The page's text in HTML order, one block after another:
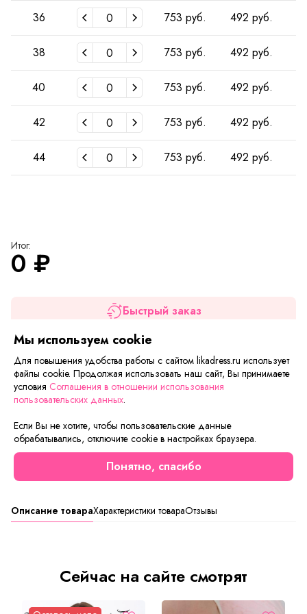
36 753 руб. 492 руб.
38 753 руб. 492 руб.
40 753 руб. 492 руб.
42 753 руб. 492 руб.
44 753 руб. 492 руб.
Итог:
0 ₽
Быстрый заказ
Добавить в корзину
Если вам нужна только эта модель, можете
воспользоваться функцией «Быстрый заказ».
перезвонит менеджер. Он уточнит все условия заказа,
ответит на вопросы, а также подскажет о вариантах
оплаты и доставки.
Описание товараХарактеристики товараОтзывы
Сейчас на сайте смотрят
Мы используем cookie
Для повышения удобства работы с сайтом likadress.ru использует
файлы cookie. Продолжая использовать наш сайт, Вы принимаете
условия Соглашения в отношении использования
пользовательских данных.
Если Вы не хотите, чтобы пользовательские данные
обрабатывались, отключите cookie в настройках браузера.
Понятно, спасибо